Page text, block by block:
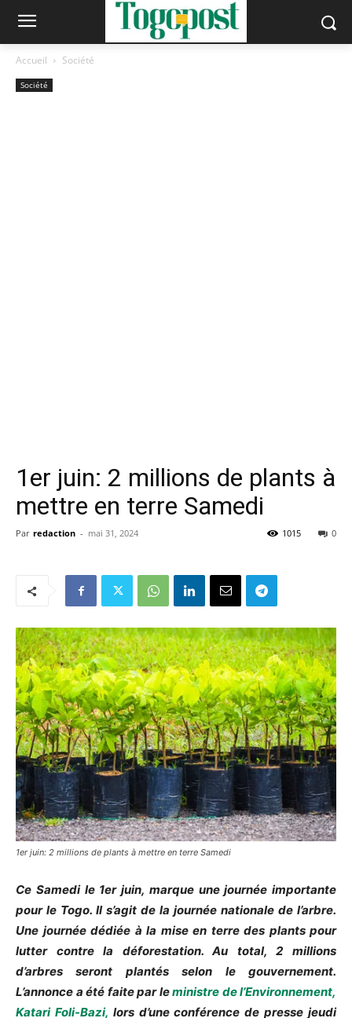
Accueil Société
Société
1er juin: 2 millions de plants à
mettre en terre Samedi
Par redaction - mai 31, 2024 0
1015
1er juin: 2 millions de plants à mettre en terre Samedi
Ce Samedi le 1er juin, marque une journée importante
pour le Togo. Il s’agit de la journée nationale de l’arbre.
Une journée dédiée à la mise en terre des plants pour
lutter contre la déforestation. Au total, 2 millions
d’arbres seront plantés selon le gouvernement.
L’annonce a été faite par leministre de l’Environnement,
Katari Foli-Bazi, lors d’une conférence de presse jeudi